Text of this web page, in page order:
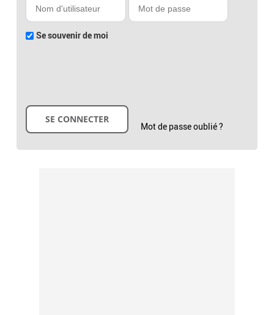
Se souvenir de moi
Mot de passe oublié ?